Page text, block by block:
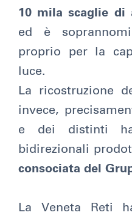
10 mila scaglie di
ed è
proprio per la
luce.
La ricostruzione
invece,
e dei distinti
bidirezionali
consociata del
La Veneta Reti